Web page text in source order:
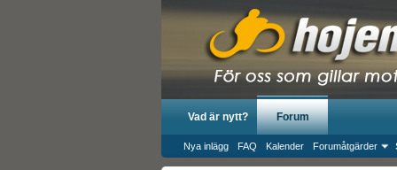
Vad är nytt? Forum
Nya inlägg FAQ Kalender Forumåtgärder